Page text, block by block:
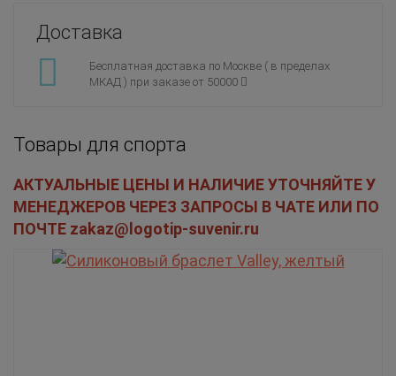
Доставка
Бесплатная доставка по Москве ( в пределах
МКАД ) при заказе от 50000
Товары для спорта
АКТУАЛЬНЫЕ ЦЕНЫ И НАЛИЧИЕ УТОЧНЯЙТЕ У
МЕНЕДЖЕРОВ ЧЕРЕЗ ЗАПРОСЫ В ЧАТЕ ИЛИ ПО
ПОЧТЕ zakaz@logotip-suvenir.ru